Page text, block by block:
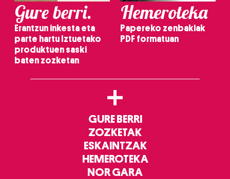
Gure berri.
Erantzun inkesta eta
parte hartu Iztuetako
produktuen saski
baten zozketan
Hemeroteka
Papereko zenbakiak
PDF formatuan
+
GURE BERRI
ZOZKETAK
ESKAINTZAK
HEMEROTEKA
NOR GARA